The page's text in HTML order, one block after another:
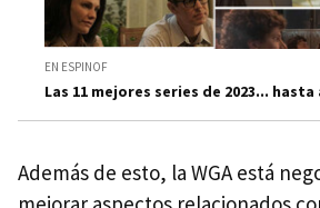
EN ESPINOF
Las 11 mejores series de 2023... hasta
Además de esto, la WGA está